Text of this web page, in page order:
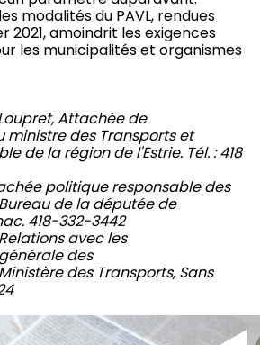
modalités du PAVL, rendues
2021, amoindrit les exigences
les municipalités et organismes
Attachée de
ministre des Transports et
de la région de l'Estrie. Tél. : 418
politique responsable des
de la députée de
418-332-3442
avec les
des
des Transports, Sans